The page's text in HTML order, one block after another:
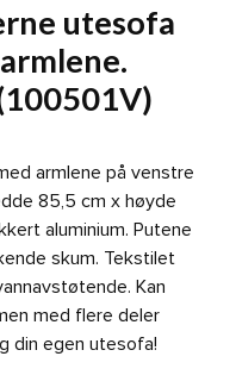
utesofa
armlene på venstre
85,5 cm x høyde
aluminium. Putene
skum. Tekstilet
Kan
med flere deler
din egen utesofa!